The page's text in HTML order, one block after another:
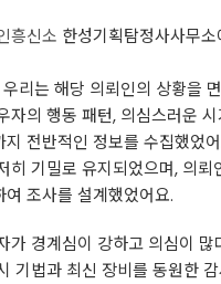
흥신소 한성기획탐정사사무
리는 해당 의뢰인의 상황을
자의 행동 패턴, 의심스러운
지 전반적인 정보를 수집했었
히 기밀로 유지되었으며, 의뢰
조사를 설계했었어요.
가 경계심이 강하고 의심이 많
기법과 최신 장비를 동원한